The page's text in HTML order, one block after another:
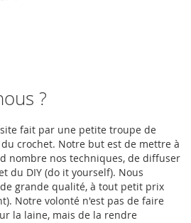
?
fait par une petite troupe de
crochet. Notre but est de mettre à
nombre nos techniques, de diffuser
du DIY (do it yourself). Nous
grande qualité, à tout petit prix
Notre volonté n'est pas de faire
la laine, mais de la rendre